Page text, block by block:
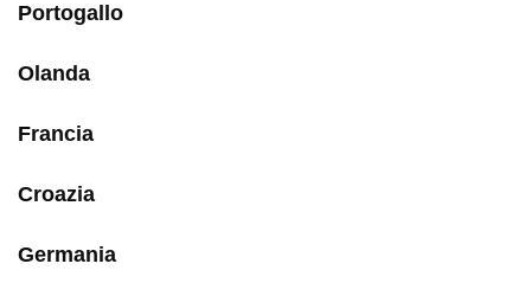
Portogallo
Olanda
Francia
Croazia
Germania